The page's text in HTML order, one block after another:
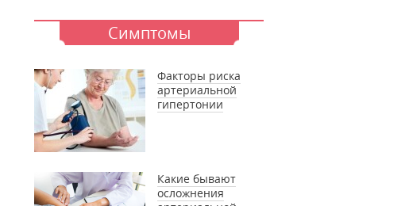
Симптомы
Факторы риска
артериальной
гипертонии
Какие бывают
осложнения